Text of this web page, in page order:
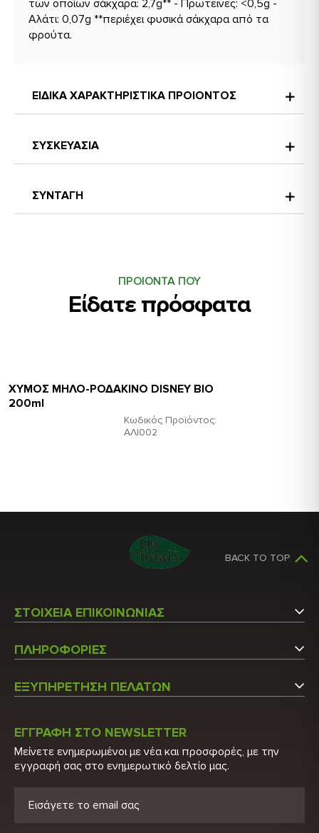
των οποίων σάκχαρα: 2,7g** - Πρωτεΐνες: <0,5g -
Αλάτι: 0,07g **περιέχει φυσικά σάκχαρα από τα
φρούτα.
ΣΥΝΤΑΓΗ
ΕΙΔΙΚΑ ΧΑΡΑΚΤΗΡΙΣΤΙΚΑ ΠΡΟΙΟΝΤΟΣ
ΣΥΣΚΕΥΑΣΙΑ
ΠΡΟΙΟΝΤΑ ΠΟΥ
Είδατε πρόσφατα
Κωδικός Προϊόντος:
ΑΛΙ002
ΧΥΜΟΣ ΜΗΛΟ-ΡΟΔΑΚΙΝΟ DISNEY BΙΟ
200ml
BACK TO TOP
ΣΤΟΙΧΕΙΑ ΕΠΙΚΟΙΝΩΝΙΑΣ
Άγιος Στέφανος Αττικής
Τ.Κ.: 14565
Τ: 210 2848522
E: info@biohygeia.gr
ΠΛΗΡΟΦΟΡΙΕΣ
Κατάλογος
Πιστοποιητικά
Πολιτική Απορρήτου
ΕΞΥΠΗΡΕΤΗΣΗ ΠΕΛΑΤΩΝ
Νέα Προϊόντα
ΕΓΓΡΑΦΗ ΣΤΟ NEWSLETTER
Μείνετε ενημερωμένοι με νέα και προσφορές, με την
εγγραφή σας στο ενημερωτικό δελτίο μας.